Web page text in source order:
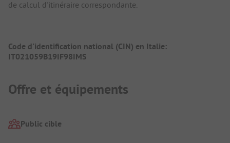
de calcul d'itinéraire correspondante.
Code d'identification national (CIN) en Italie:
IT021059B19IF98IMS
Offre et équipements
Public cible